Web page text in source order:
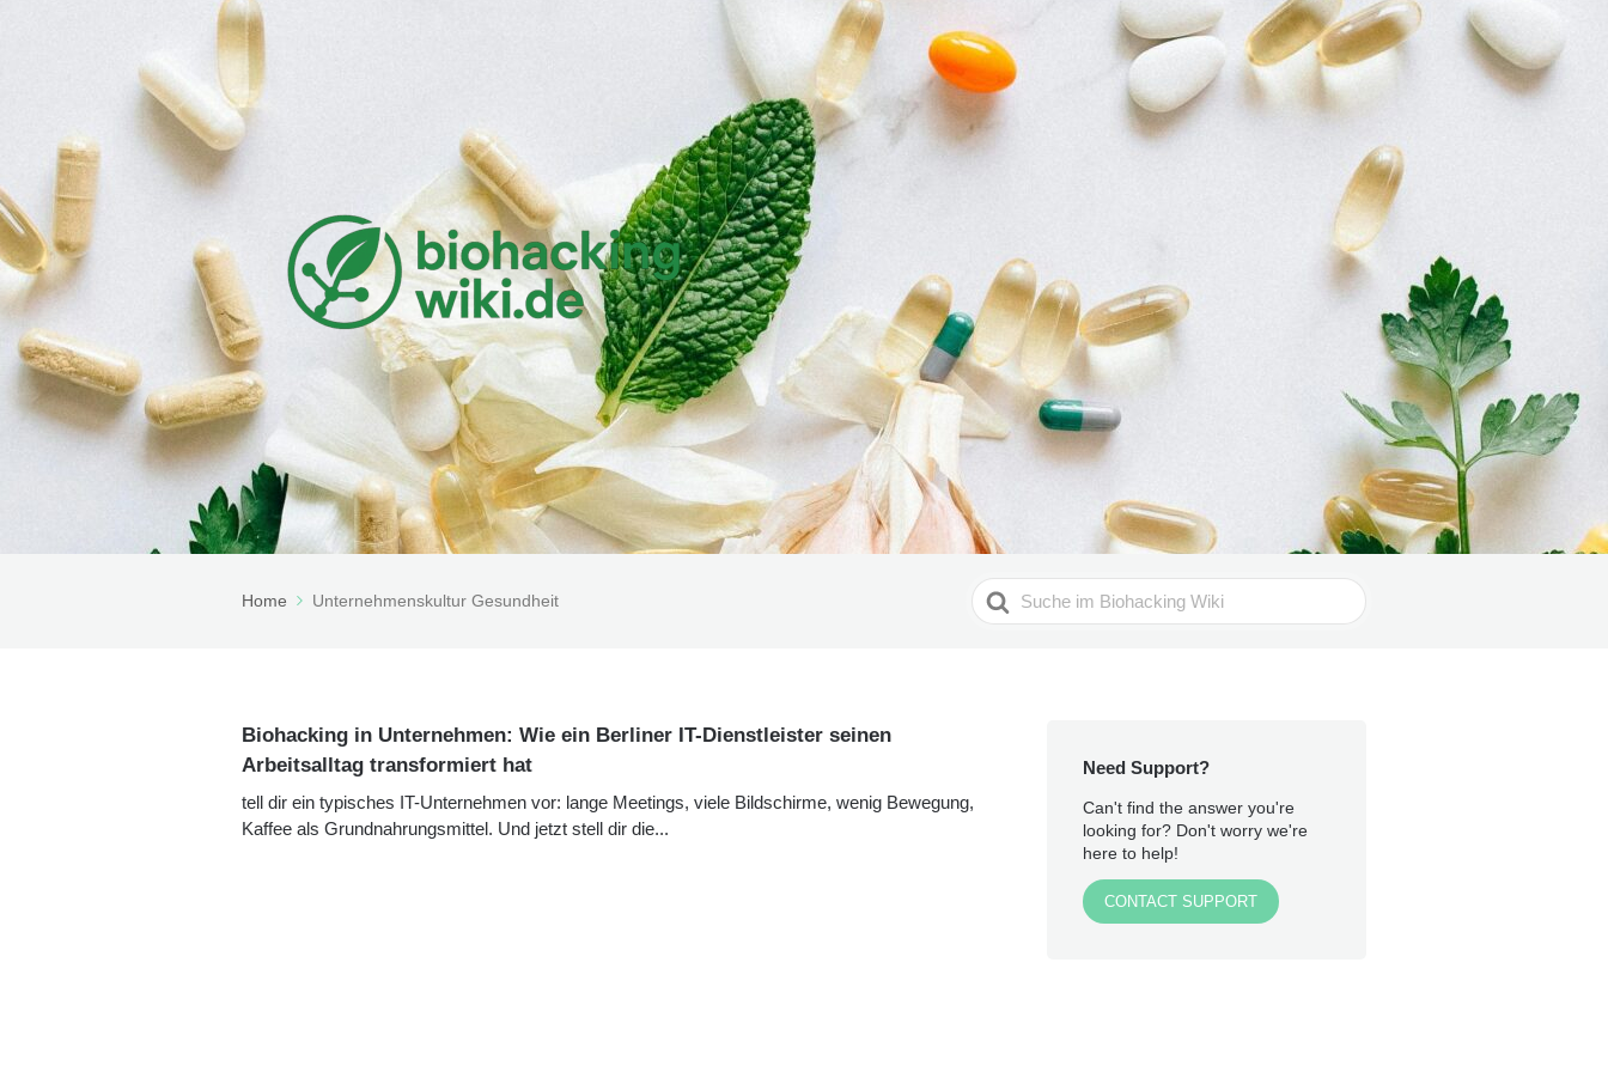
Home Unternehmenskultur Gesundheit
Search
For
Biohacking in Unternehmen: Wie ein Berliner IT-Dienstleister seinen
Arbeitsalltag transformiert hat
tell dir ein typisches IT-Unternehmen vor: lange Meetings, viele Bildschirme, wenig Bewegung,
Kaffee als Grundnahrungsmittel. Und jetzt stell dir die...
Need Support?
Can't find the answer you're
looking for? Don't worry we're
here to help!
CONTACT SUPPORT